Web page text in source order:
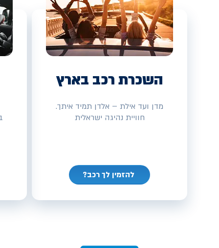
השכרת רכב בארץ
מדן ועד אילת – אלדן תמיד איתך.
חוויית נהיגה ישראלית
להזמין לך רכב?